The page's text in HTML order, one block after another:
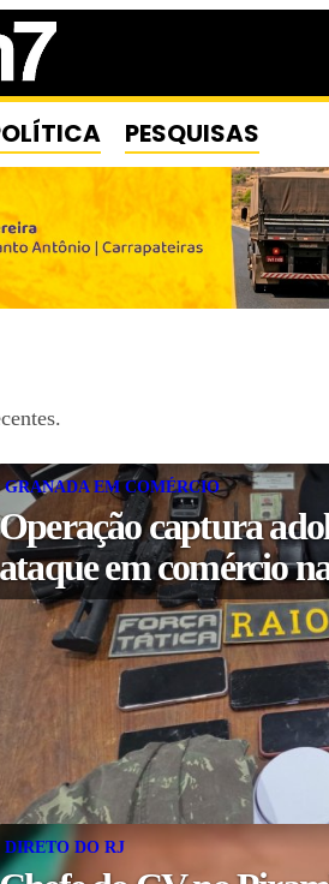
PESQUISAS
GRANADA EM COMÉRCIO
Operação captura
ataque em comércio
DIRETO DO RJ